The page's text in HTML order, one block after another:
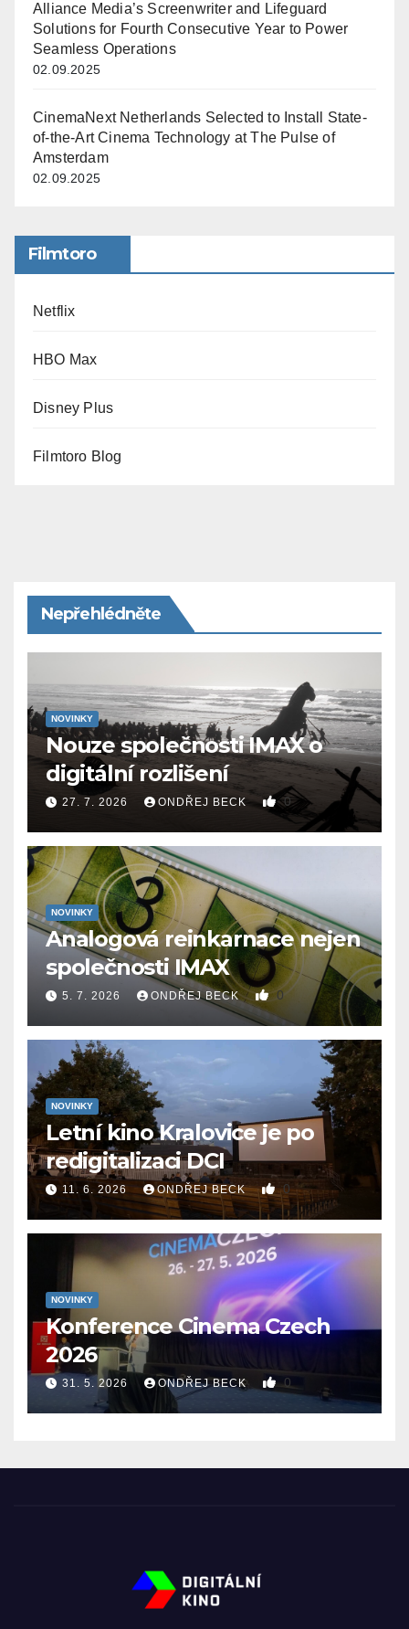
Alliance Media’s Screenwriter and Lifeguard
Solutions for Fourth Consecutive Year to Power
Seamless Operations
02.09.2025
CinemaNext Netherlands Selected to Install State-
of-the-Art Cinema Technology at The Pulse of
Amsterdam
02.09.2025
Filmtoro
Netflix
HBO Max
Disney Plus
Filmtoro Blog
Nepřehlédněte
NOVINKY
Nouze společnosti IMAX o
digitální rozlišení
27. 7. 2026 ONDŘEJ BECK 0
NOVINKY
Analogová reinkarnace nejen
společnosti IMAX
5. 7. 2026 ONDŘEJ BECK 0
NOVINKY
Letní kino Kralovice je po
redigitalizaci DCI
11. 6. 2026 ONDŘEJ BECK 0
NOVINKY
Konference Cinema Czech
2026
31. 5. 2026 ONDŘEJ BECK 0